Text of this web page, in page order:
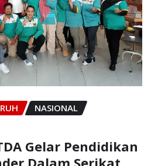
NASIONAL
Gelar Pendidikan
Dalam Serikat